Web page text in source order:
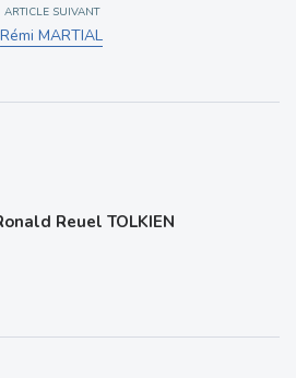
ARTICLE SUIVANT
Rémi MARTIAL
Reuel TOLKIEN